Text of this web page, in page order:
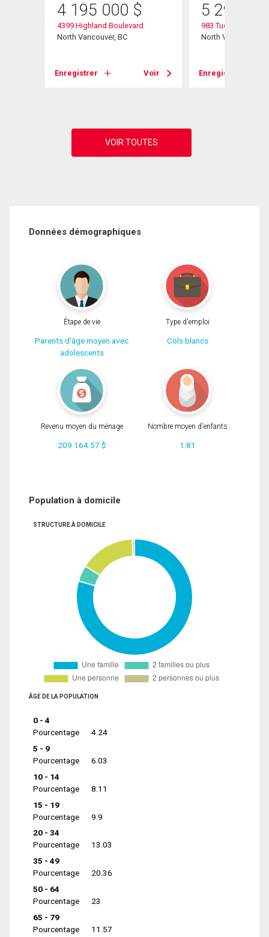
4 195 000 $
4399 Highland Boulevard
North Vancouver, BC
Enregistrer Voir
5 299
983 Tudor Avenue
North Vancouver,
Enregistrer
Données démographiques
Étape de vie
Parents d'âge moyen avec
adolescents
Type d'emploi
Cols blancs
Revenu moyen du ménage
209 164.57 $
Nombre moyen d'enfants
1.81
Population à domicile
STRUCTURE À DOMICILE
ÂGE DE LA POPULATION
0 - 4
Pourcentage
4.24
5 - 9
Pourcentage
6.03
10 - 14
Pourcentage
8.11
15 - 19
Pourcentage
9.9
20 - 34
Pourcentage
13.03
35 - 49
Pourcentage
20.36
50 - 64
Pourcentage
23
65 - 79
Pourcentage
11.57